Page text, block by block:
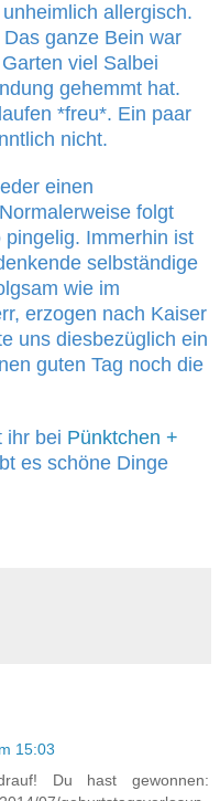
allergisch.
ganze Bein war
viel Salbei
gehemmt hat.
*freu*. Ein paar
nicht.
einen
folgt
Immerhin ist
selbständige
wie im
erzogen nach Kaiser
uns diesbezüglich ein
guten Tag noch die
ihr bei Pünktchen +
es schöne Dinge
15:03
Du hast gewonnen: